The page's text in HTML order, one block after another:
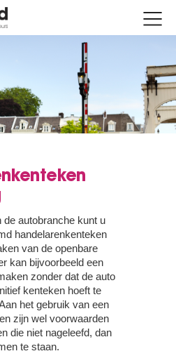
de autobranche kunt u
handelarenkenteken
van de openbare
kan bijvoorbeeld een
zonder dat de auto
kenteken hoeft te
het gebruik van een
zijn wel voorwaarden
die niet nageleefd, dan
te staan.